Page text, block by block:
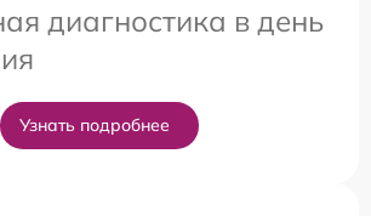
диагностика в день
Узнать подробнее